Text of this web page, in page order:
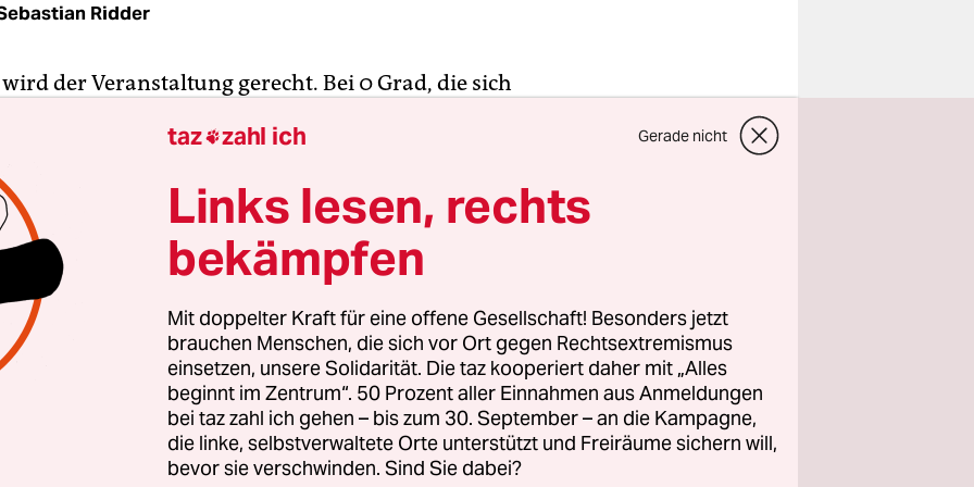
Ridder
der Veranstaltung gerecht. Bei 0 Grad, die sich
Segelboote der Optimistenklasse. Unter Ihnen ist Clara
26-jährige Studentin nimmt zum ersten Mal an der
teil. „Läuft Eins-A!“ antwortet sie verschmitzt
die Frage, wie die Vorbereitungen zwei Stunden vor dem
Moralische Unterstützung erhält sie von zwei Freunden
ihrem Vater, der die Regatta auch einige Male
des Lübecker Yacht Clubs findet jährlich bereits
Nur die Pandemie, ein Zufrieren der Wakenitz oder
konnten die Veranstaltung bisher verhindern. Die
taz zahl ich Gerade nicht
Links lesen, rechts
bekämpfen
Mit doppelter Kraft für eine offene Gesellschaft! Besonders jetzt
brauchen Menschen, die sich vor Ort gegen Rechtsextremismus
einsetzen, unsere Solidarität. Die taz kooperiert daher mit „Alles
beginnt im Zentrum“. 50 Prozent aller Einnahmen aus Anmeldungen
bei taz zahl ich gehen – bis zum 30. September – an die Kampagne,
die linke, selbstverwaltete Orte unterstützt und Freiräume sichern will,
bevor sie verschwinden. Sind Sie dabei?